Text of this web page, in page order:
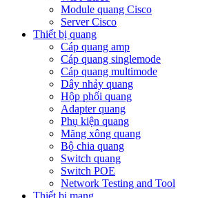
Module quang Cisco
Server Cisco
Thiết bị quang
Cáp quang amp
Cáp quang singlemode
Cáp quang multimode
Dây nhảy quang
Hộp phối quang
Adapter quang
Phụ kiện quang
Măng xông quang
Bộ chia quang
Switch quang
Switch POE
Network Testing and Tool
Thiết bị mạng